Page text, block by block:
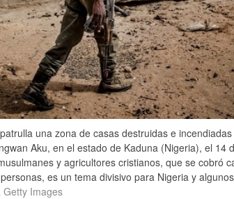
una zona de casas destruidas e
Aku, en el estado de Kaduna (Nigeria), el 14
y agricultores cristianos, que se cobró
es un tema divisivo para Nigeria y
Getty Images